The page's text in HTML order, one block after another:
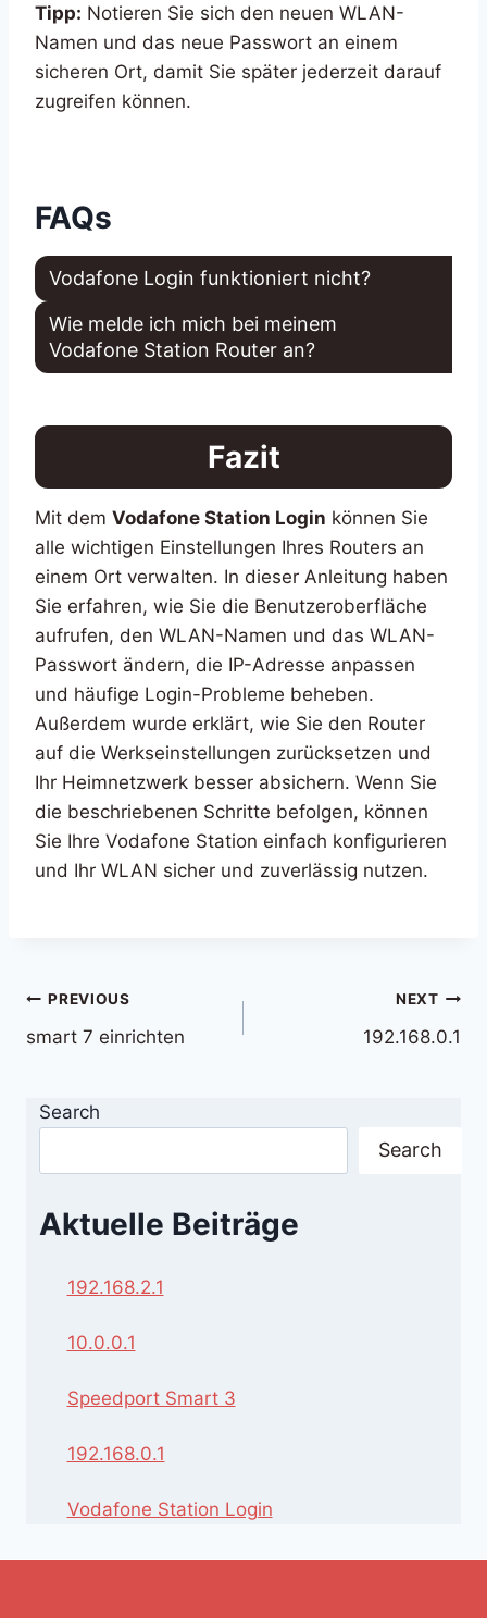
Tipp: Notieren Sie sich den neuen WLAN-
Namen und das neue Passwort an einem
sicheren Ort, damit Sie später jederzeit darauf
zugreifen können.
FAQs
Vodafone Login funktioniert nicht?
Wie melde ich mich bei meinem
Vodafone Station Router an?
Fazit
Mit dem Vodafone Station Login können Sie
alle wichtigen Einstellungen Ihres Routers an
einem Ort verwalten. In dieser Anleitung haben
Sie erfahren, wie Sie die Benutzeroberfläche
aufrufen, den WLAN-Namen und das WLAN-
Passwort ändern, die IP-Adresse anpassen
und häufige Login-Probleme beheben.
Außerdem wurde erklärt, wie Sie den Router
auf die Werkseinstellungen zurücksetzen und
Ihr Heimnetzwerk besser absichern. Wenn Sie
die beschriebenen Schritte befolgen, können
Sie Ihre Vodafone Station einfach konfigurieren
und Ihr WLAN sicher und zuverlässig nutzen.
Post
navigation
PREVIOUS
smart 7 einrichten
NEXT
192.168.0.1
Search
Search
Aktuelle Beiträge
192.168.2.1
10.0.0.1
Speedport Smart 3
192.168.0.1
Vodafone Station Login